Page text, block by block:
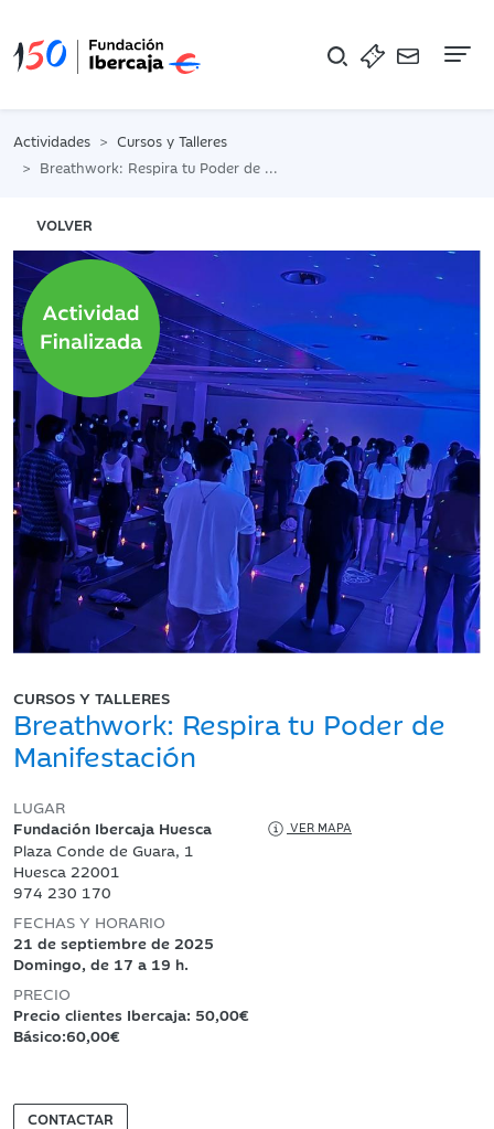
Actividades
Cursos y Talleres
Breathwork: Respira tu Poder de Manifestación
VOLVER
CURSOS Y TALLERES
Breathwork: Respira tu Poder de
Manifestación
LUGAR
Fundación Ibercaja Huesca
VER MAPA
Plaza Conde de Guara, 1
Huesca 22001
974 230 170
FECHAS Y HORARIO
21 de septiembre de 2025
Domingo, de 17 a 19 h.
PRECIO
Precio clientes Ibercaja: 50,00€
Básico:60,00€
CONTACTAR